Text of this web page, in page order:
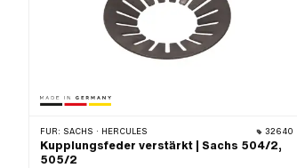
FÜR: SACHS · HERCULES 32640
Kupplungsfeder verstärkt | Sachs 504/2,
505/2